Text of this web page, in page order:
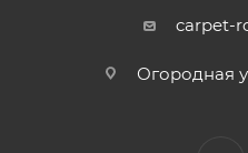
carpet-
Огородная